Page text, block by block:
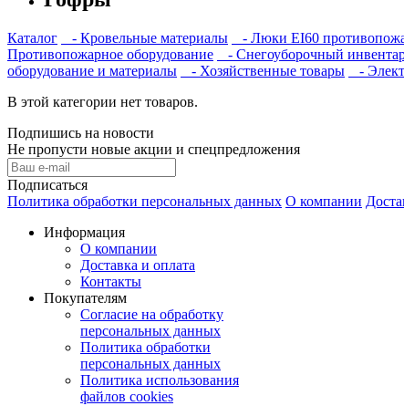
Каталог - Кровельные материалы - Люки EI60
Противопожарное оборудование
- Снегоуборочный
оборудование и материалы
- Хозяйственные товары -
В этой категории нет товаров.
Подпишись на новости
Не пропусти новые акции и спецпредложения
Подписаться
Политика обработки персональных данных О компании
Информация
О компании
Доставка и оплата
Контакты
Покупателям
Согласие на обработку
персональных данных
Политика обработки
персональных данных
Политика использования
файлов cookies